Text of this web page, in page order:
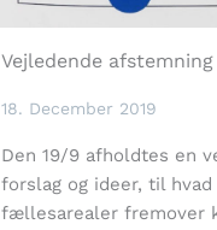
Vejledende
18. December 2019
Den 19/9 afholdtes en
forslag og ideer, til
fællesarealer fremover